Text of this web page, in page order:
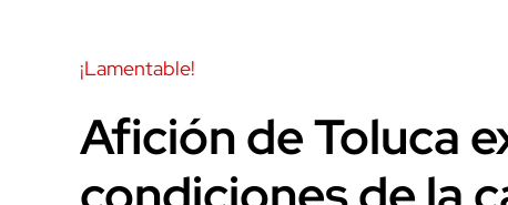
¡Lamentable!
Afición de Toluca